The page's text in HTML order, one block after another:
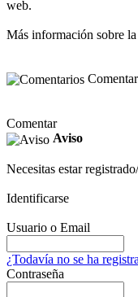
web.
Más información sobre la
Comentar
Aviso
Necesitas estar
Identificarse
Usuario o Email
¿Todavía no se ha
Contraseña